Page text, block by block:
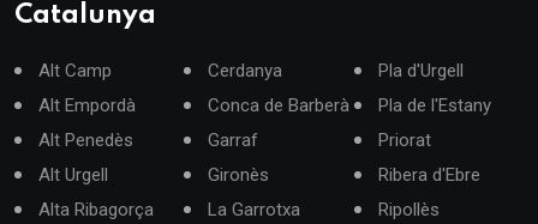
Catalunya
Alt Camp
Alt Empordà
Alt Penedès
Alt Urgell
Alta Ribagorça
Cerdanya
Conca de Barberà
Garraf
Gironès
La Garrotxa
Pla d'Urgell
Pla de l'Estany
Priorat
Ribera d'Ebre
Ripollès